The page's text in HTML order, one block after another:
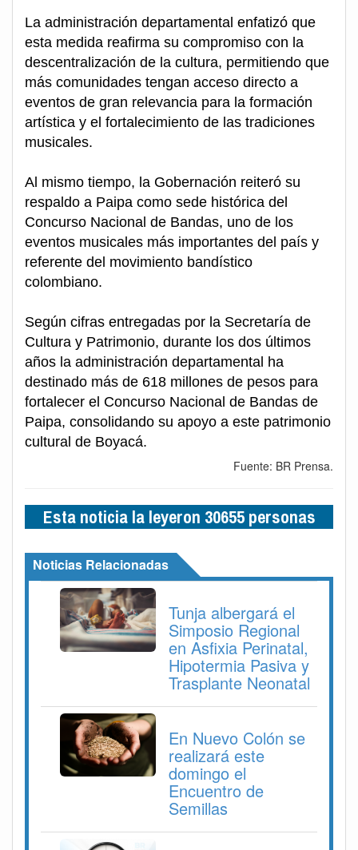
La administración departamental enfatizó que
esta medida reafirma su compromiso con la
descentralización de la cultura, permitiendo que
más comunidades tengan acceso directo a
eventos de gran relevancia para la formación
artística y el fortalecimiento de las tradiciones
musicales.
Al mismo tiempo, la Gobernación reiteró su
respaldo a Paipa como sede histórica del
Concurso Nacional de Bandas, uno de los
eventos musicales más importantes del país y
referente del movimiento bandístico
colombiano.
Según cifras entregadas por la Secretaría de
Cultura y Patrimonio, durante los dos últimos
años la administración departamental ha
destinado más de 618 millones de pesos para
fortalecer el Concurso Nacional de Bandas de
Paipa, consolidando su apoyo a este patrimonio
cultural de Boyacá.
Fuente: BR Prensa.
Esta noticia la leyeron 30655 personas
Noticias Relacionadas
Tunja albergará el
Simposio Regional
en Asfixia Perinatal,
Hipotermia Pasiva y
Trasplante Neonatal
En Nuevo Colón se
realizará este
domingo el
Encuentro de
Semillas